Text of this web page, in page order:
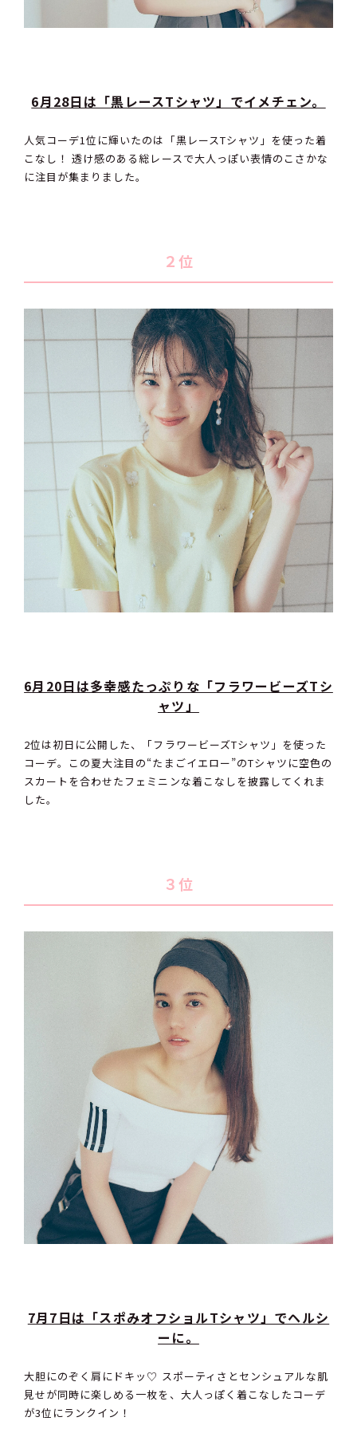
6月28日は「黒レースTシャツ」でイメチェン。
人気コーデ1位に輝いたのは「黒レースTシャツ」を使った着
こなし！ 透け感のある総レースで大人っぽい表情のこさかな
に注目が集まりました。
２位
6月20日は多幸感たっぷりな「フラワービーズTシ
ャツ」
2位は初日に公開した、「フラワービーズTシャツ」を使った
コーデ。この夏大注目の“たまごイエロー”のTシャツに空色の
スカートを合わせたフェミニンな着こなしを披露してくれま
した。
３位
7月7日は「スポみオフショルTシャツ」でヘルシ
ーに。
大胆にのぞく肩にドキッ♡ スポーティさとセンシュアルな肌
見せが同時に楽しめる一枚を、大人っぽく着こなしたコーデ
が3位にランクイン！